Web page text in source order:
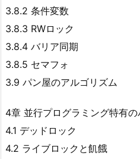
3.8.2 条件変数
3.8.3 RWロック
3.8.4 バリア同期
3.8.5 セマフォ
3.9 パン屋のアルゴリズム
4章 並行プログラミング特有
4.1 デッドロック
4.2 ライブロックと飢餓